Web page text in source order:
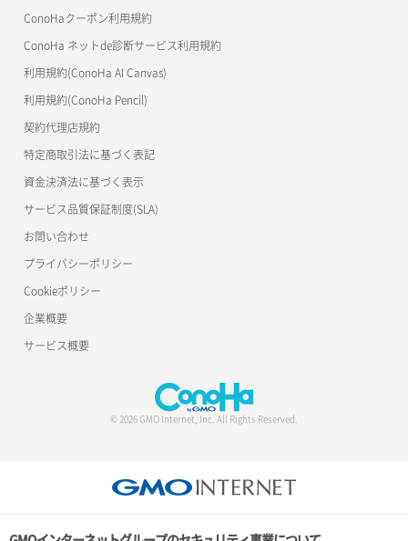
ラージオブジェクトアップロード(DLO)
一時的Web公開
Terraform
s3cmd
公開API(ConoHa VPS Ver.2.0)
ConoHaクーポン利用規約
ConoHa ネットde診断サービス利用規約
利用規約(ConoHa AI Canvas)
利用規約(ConoHa Pencil)
契約代理店規約
特定商取引法に基づく表記
資金決済法に基づく表示
サービス品質保証制度(SLA)
お問い合わせ
プライバシーポリシー
Cookieポリシー
企業概要
サービス概要
© 2026 GMO Internet, Inc. All Rights Reserved.